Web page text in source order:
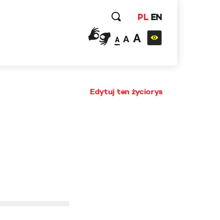
PL EN
A A A
Edytuj ten życiorys